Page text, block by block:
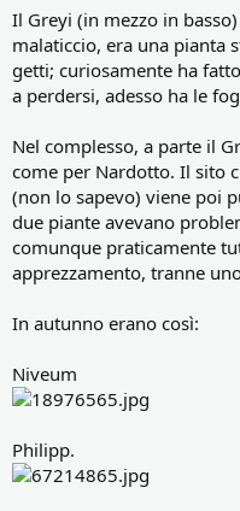
Il Greyi (in mezzo in
malaticcio, era una pianta
getti; curiosamente ha
a perdersi, adesso ha le
Nel complesso, a parte il
come per Nardotto. Il sito
(non lo sapevo) viene poi
due piante avevano
comunque praticamente
apprezzamento, tranne
In autunno erano così:
Niveum
Philipp.